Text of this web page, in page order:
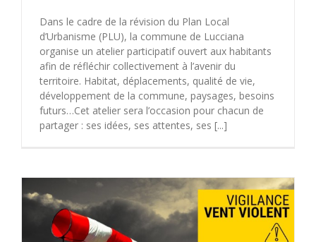
Dans le cadre de la révision du Plan Local
d’Urbanisme (PLU), la commune de Lucciana
organise un atelier participatif ouvert aux habitants
afin de réfléchir collectivement à l’avenir du
territoire. Habitat, déplacements, qualité de vie,
développement de la commune, paysages, besoins
futurs…Cet atelier sera l’occasion pour chacun de
partager : ses idées, ses attentes, ses [...]